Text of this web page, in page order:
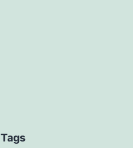
Tags